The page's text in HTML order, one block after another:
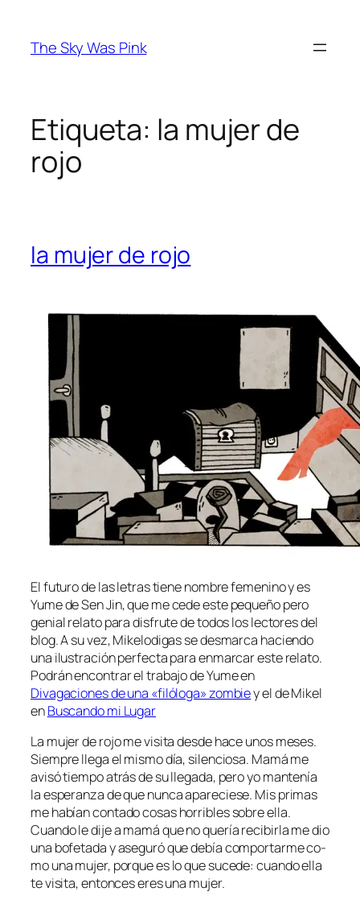
contenido
The Sky Was Pink
Etiqueta: la mujer de
rojo
la mujer de rojo
El fu­tu­ro de las le­tras tie­ne nom­bre fe­me­nino y es
Yume de Sen Jin, que me ce­de es­te pe­que­ño pe­ro
ge­nial re­la­to pa­ra dis­fru­te de to­dos los lec­to­res del
blog. A su vez, Mikelodigas se des­mar­ca ha­cien­do
una ilus­tra­ción per­fec­ta pa­ra en­mar­car es­te re­la­to.
Podrán en­con­trar el tra­ba­jo de Yume en
Divagaciones de una «fi­ló­lo­ga» zom­biey el de Mikel
enBuscando mi Lugar
La mu­jer de ro­jo me vi­si­ta des­de ha­ce unos me­ses.
Siempre lle­ga el mis­mo día, si­len­cio­sa. Mamá me
avi­só tiem­po atrás de su lle­ga­da, pe­ro yo man­te­nía
la es­pe­ran­za de que nun­ca apa­re­cie­se. Mis pri­mas
me ha­bían con­ta­do co­sas ho­rri­bles so­bre ella.
Cuando le di­je a ma­má que no que­ría re­ci­bir­la me dio
una bo­fe­ta­da y ase­gu­ró que de­bía com­por­tar­me co­
mo una mu­jer, por­que es lo que su­ce­de: cuan­do ella
te vi­si­ta, en­ton­ces eres una mujer.